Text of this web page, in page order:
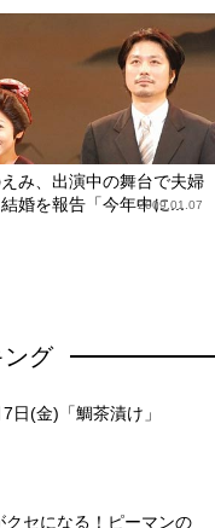
み、出演中の舞台で夫婦
婚を報告「今年中に...
2009.01.07
ング
日(金)「鯛茶漬け」
クセになる！ピーマンの